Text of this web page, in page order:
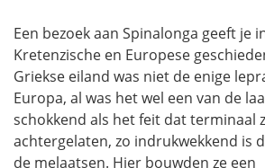
Een bezoek aan Spinalonga geeft je
Kretenzische en Europese
Griekse eiland was niet de enige
Europa, al was het wel een van de
schokkend als het feit dat terminaal
achtergelaten, zo indrukwekkend is
de melaatsen. Hier bouwden ze een